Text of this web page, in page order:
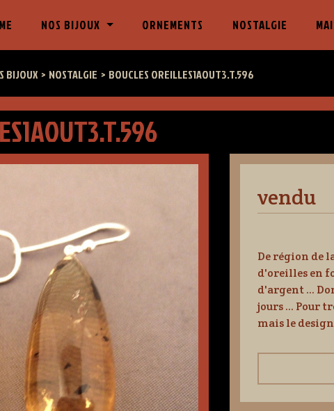
(CURRENT)
NOS BIJOUX ORNEMENTS NOSTALGIE
BIJOUX NOSTALGIE BOUCLES OREILLES1AOUT3.T.596
vendu
De région de
d'oreilles en
d'argent ...
jours ... Pour
mais le